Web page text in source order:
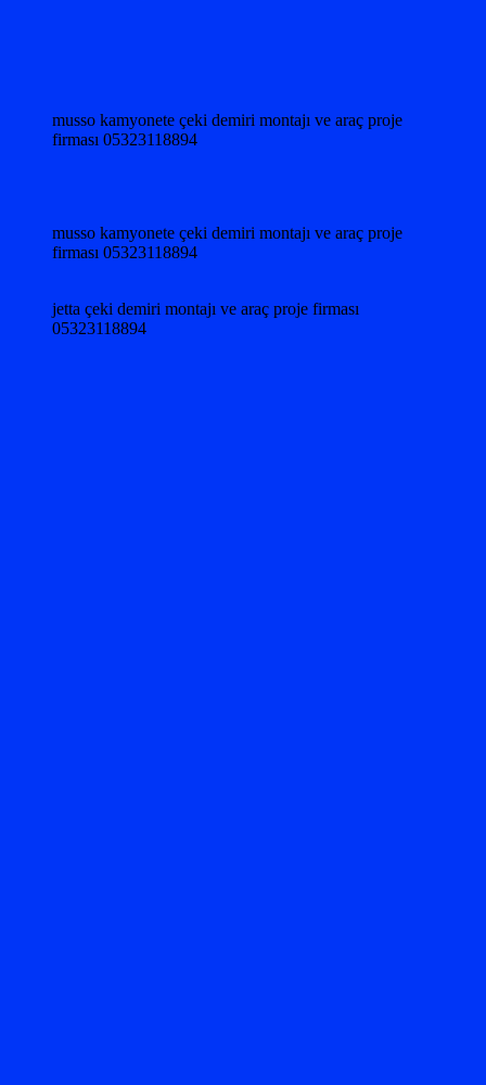
musso kamyonete çeki demiri montajı ve araç proje
firması 05323118894
musso kamyonete çeki demiri montajı ve araç proje
firması 05323118894
jetta çeki demiri montajı ve araç proje firması
05323118894